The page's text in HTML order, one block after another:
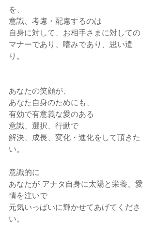
を、
意識、考慮・配慮するのは
自身に対して、お相手さまに対しての
マナーであり、嗜みであり、思い遣
り。
あなたの笑顔が、
あなた自身のためにも、
有効で有意義な愛のある
意識、選択、行動で
解決、成長、変化・進化をして頂きた
い。
意識的に
あなたが アナタ自身に太陽と栄養、愛
情を注いで
元気いっぱいに輝かせてあげてくださ
い。